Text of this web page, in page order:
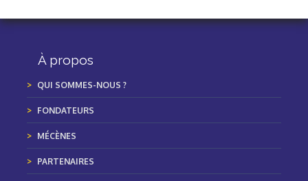
À propos
QUI SOMMES-NOUS ?
FONDATEURS
MÉCÈNES
PARTENAIRES